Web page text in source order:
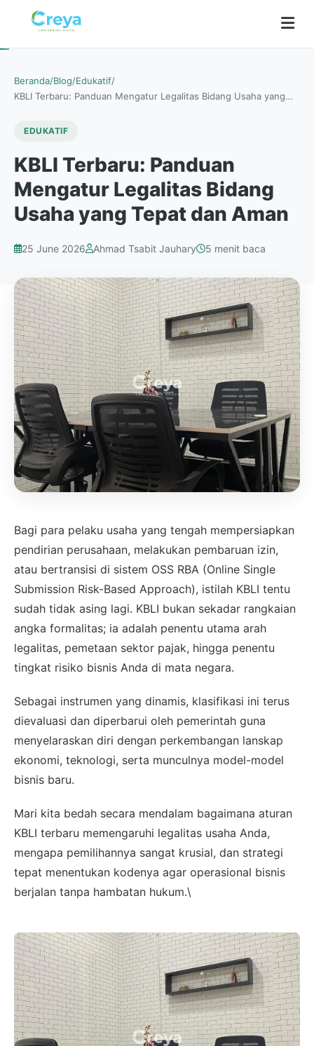
Beranda/Blog/Edukatif/
KBLI Terbaru: Panduan Mengatur Legalitas Bidang Usaha yang…
EDUKATIF
KBLI Terbaru: Panduan
Mengatur Legalitas Bidang
Usaha yang Tepat dan Aman
25 June 2026 Ahmad Tsabit Jauhary 5 menit baca
Bagi para pelaku usaha yang tengah mempersiapkan
pendirian perusahaan, melakukan pembaruan izin,
atau bertransisi di sistem OSS RBA (Online Single
Submission Risk-Based Approach), istilah KBLI tentu
sudah tidak asing lagi. KBLI bukan sekadar rangkaian
angka formalitas; ia adalah penentu utama arah
legalitas, pemetaan sektor pajak, hingga penentu
tingkat risiko bisnis Anda di mata negara.
Sebagai instrumen yang dinamis, klasifikasi ini terus
dievaluasi dan diperbarui oleh pemerintah guna
menyelaraskan diri dengan perkembangan lanskap
ekonomi, teknologi, serta munculnya model-model
bisnis baru.
Mari kita bedah secara mendalam bagaimana aturan
KBLI terbaru memengaruhi legalitas usaha Anda,
mengapa pemilihannya sangat krusial, dan strategi
tepat menentukan kodenya agar operasional bisnis
berjalan tanpa hambatan hukum.\